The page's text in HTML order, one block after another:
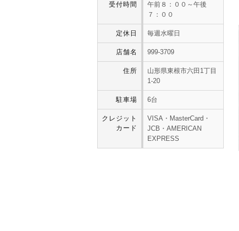
受付時間
午前８：００～午後
７：００
定休日 毎週水曜日
店舗名 999-3709
住所
山形県東根市六田1丁目
1-20
駐車場 6台
クレジット
カード
VISA・MasterCard・
JCB・AMERICAN
EXPRESS